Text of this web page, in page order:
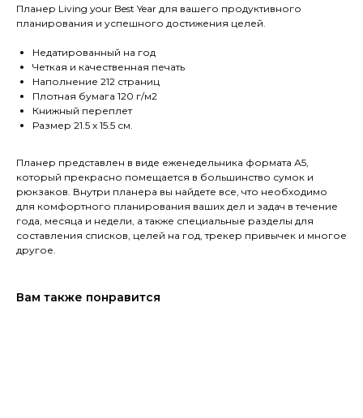
Планер Living your Best Year для вашего продуктивного
планирования и успешного достижения целей.
Недатированный на год
Четкая и качественная печать
Наполнение 212 страниц
Плотная бумага 120 г/м2
Книжный переплет
Размер 21.5 х 15.5 см.
Планер представлен в виде еженедельника формата А5,
который прекрасно помещается в большинство сумок и
рюкзаков. Внутри планера вы найдете все, что необходимо
для комфортного планирования ваших дел и задач в течение
года, месяца и недели, а также специальные разделы для
составления списков, целей на год, трекер привычек и многое
другое.
Вам также понравится